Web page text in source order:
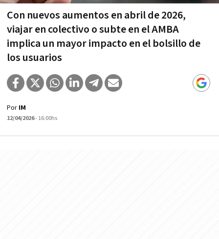
Con nuevos aumentos en abril de 2026,
viajar en colectivo o subte en el AMBA
implica un mayor impacto en el bolsillo de
los usuarios
Por IM
12/04/2026- 16:00hs